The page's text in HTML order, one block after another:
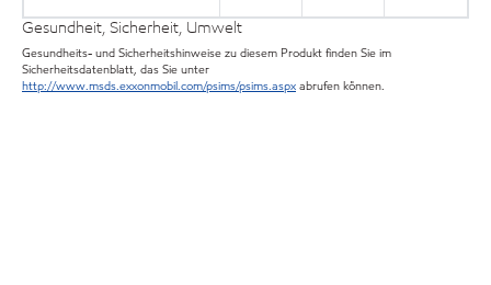
Gesundheit, Sicherheit, Umwelt
Gesundheits- und Sicherheitshinweise zu diesem Produkt finden Sie im
Sicherheitsdatenblatt, das Sie unter
http://www.msds.exxonmobil.com/psims/psims.aspxabrufen können.